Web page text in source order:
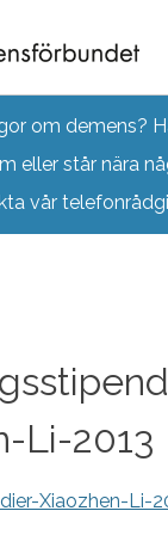
om demens?
eller står nära
vår
Li-2013
Xiaozhen-Li-